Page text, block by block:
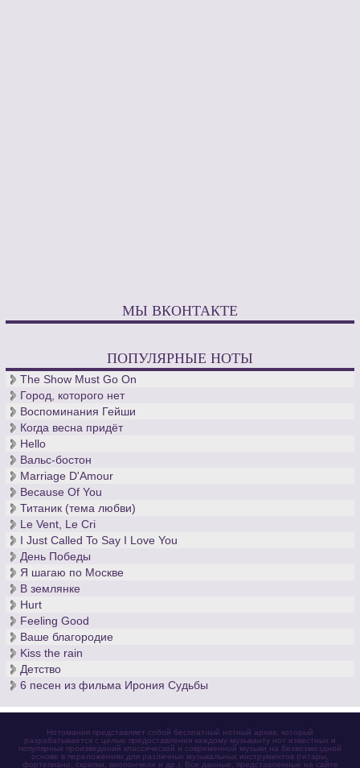
МЫ ВКОНТАКТЕ
ПОПУЛЯРНЫЕ НОТЫ
The Show Must Go On
Город, которого нет
Воспоминания Гейши
Когда весна придёт
Hello
Вальс-бостон
Marriage D'Amour
Because Of You
Титаник (тема любви)
Le Vent, Le Cri
I Just Called To Say I Love You
День Победы
Я шагаю по Москве
В землянке
Hurt
Feeling Good
Ваше благородие
Kiss the rain
Детство
6 песен из фильма Ирония Судьбы
Нотомания представляет собой бесплатный нотный архив, который
разрабатывается с целью предоставления каждому музыканту нот известных и
популярных произведений классической и современной музыки на безвозмездной
основе в переложениях для различных музыкальных инструментов (гитары,
фортепиано, скрипки, виолончели и др.). Все данные, представленные на сайте